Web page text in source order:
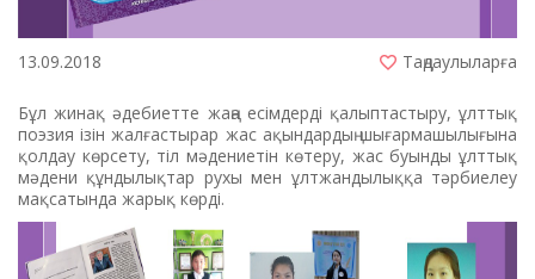
13.09.2018 Таңдаулыларға
Бұл жинақ әдебиетте жаңа есімдерді қалыптастыру, ұлттық
поэзия ізін жалғастырар жас ақындардың шығармашылығына
қолдау көрсету, тіл мәдениетін көтеру, жас буынды ұлттық
мәдени құндылықтар рухы мен ұлтжандылыққа тәрбиелеу
мақсатында жарық көрді.